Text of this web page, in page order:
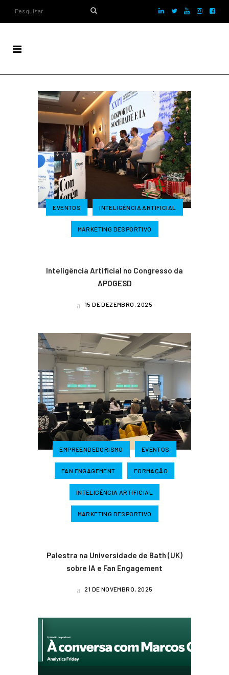
EVENTOS INTELIGÊNCIA ARTIFICIAL
MARKETING DESPORTIVO
Inteligência Artificial no Congresso da
APOGESD
15 DE DEZEMBRO, 2025
EMPREENDEDORISMO EVENTOS
FAN ENGAGEMENT FORMAÇÃO
INTELIGÊNCIA ARTIFICIAL
MARKETING DESPORTIVO
Palestra na Universidade de Bath (UK)
sobre IA e Fan Engagement
21 DE NOVEMBRO, 2025